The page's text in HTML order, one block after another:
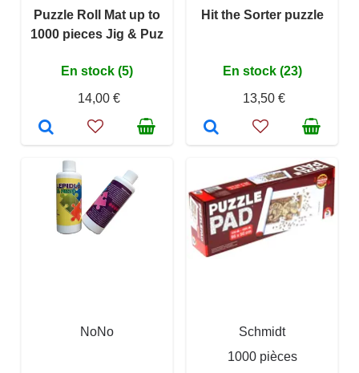
Puzzle Roll Mat up to
1000 pieces Jig & Puz
En stock (5)
14,00 €
Hit the Sorter puzzle
En stock (23)
13,50 €
NoNo
Schmidt
1000 pièces